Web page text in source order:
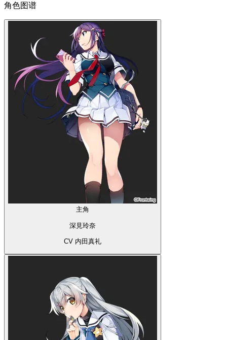
角色图谱
主角
深見玲奈
CV 内田真礼